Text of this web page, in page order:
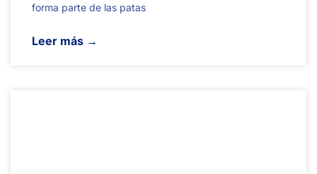
forma parte de las patas
Leer más →